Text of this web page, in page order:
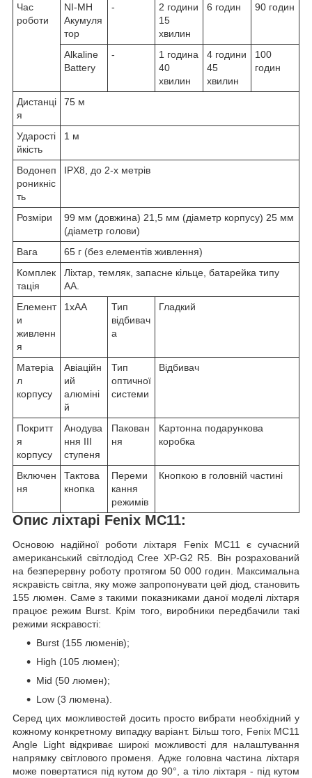
Час
роботи
NI-MH
Акумуля
тор
-
2 години
15
хвилин
6 годин 90 годин
Alkaline
Battery
-
1 година
40
хвилин
4 години
45
хвилин
100
годин
Дистанці
я
75 м
Ударості
йкість
1 м
Водонеп
роникніс
ть
IPX8, до 2-х метрів
Розміри
99 мм (довжина) 21,5 мм (діаметр корпусу) 25 мм
(діаметр голови)
Вага
65 г (без елементів живлення)
Комплек
тація
Ліхтар, темляк, запасне кільце, батарейка типу
АА.
Елемент
и
живленн
я
1xAA
Тип
відбивач
а
Гладкий
Матеріа
л
корпусу
Авіаційн
ий
алюміні
й
Тип
оптичної
системи
Відбивач
Покритт
я
корпусу
Анодува
ння III
ступеня
Пакован
ня
Картонна подарункова
коробка
Включен
ня
Тактова
кнопка
Переми
кання
режимів
Кнопкою в головній частині
Опис ліхтарі Fenix MC11:
Основою надійної роботи ліхтаря Fenix MC11 є сучасний
американський світлодіод Cree XP-G2 R5. Він розрахований
на безперервну роботу протягом 50 000 годин. Максимальна
яскравість світла, яку може запропонувати цей діод, становить
155 люмен. Саме з такими показниками даної моделі ліхтаря
працює режим Burst. Крім того, виробники передбачили такі
режими яскравості:
Burst (155 люменів);
High (105 люмен);
Mid (50 люмен);
Low (3 люмена).
Серед цих можливостей досить просто вибрати необхідний у
кожному конкретному випадку варіант. Більш того, Fenix MC11
Angle Light відкриває широкі можливості для налаштування
напрямку світлового променя. Адже головна частина ліхтаря
може повертатися під кутом до 90°, а тіло ліхтаря - під кутом